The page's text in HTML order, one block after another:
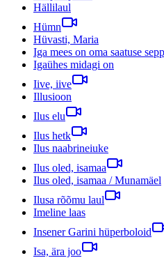
Hällilaul
Hümn
Hüvasti, Maria
Iga mees on oma saatuse sepp
Igaühes midagi on
Iive, iive
Illusioon
Ilus elu
Ilus hetk
Ilus naabrineiuke
Ilus oled, isamaa
Ilus oled, isamaa / Munamäel
Ilusa rõõmu laul
Imeline laas
Insener Garini hüperboloid
Isa, ära joo